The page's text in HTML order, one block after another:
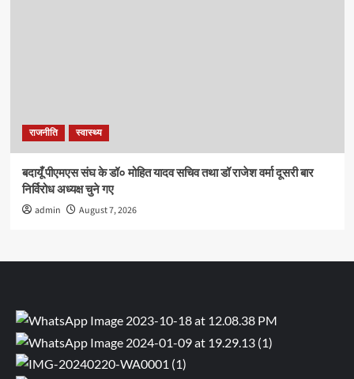
राजनीति स्वास्थ्य
बदायूँ पीएमएस संघ के डॉ० मोहित यादव सचिव तथा डॉ राजेश वर्मा दूसरी बार
निर्विरोध अध्यक्ष चुने गए
admin August 7, 2026